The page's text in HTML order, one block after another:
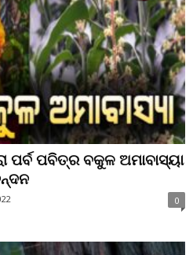
ପବିତ୍ର ବକୁଳ ଅମାବାସ୍ୟା
0